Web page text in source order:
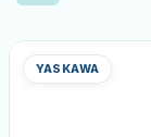
YASKAWA